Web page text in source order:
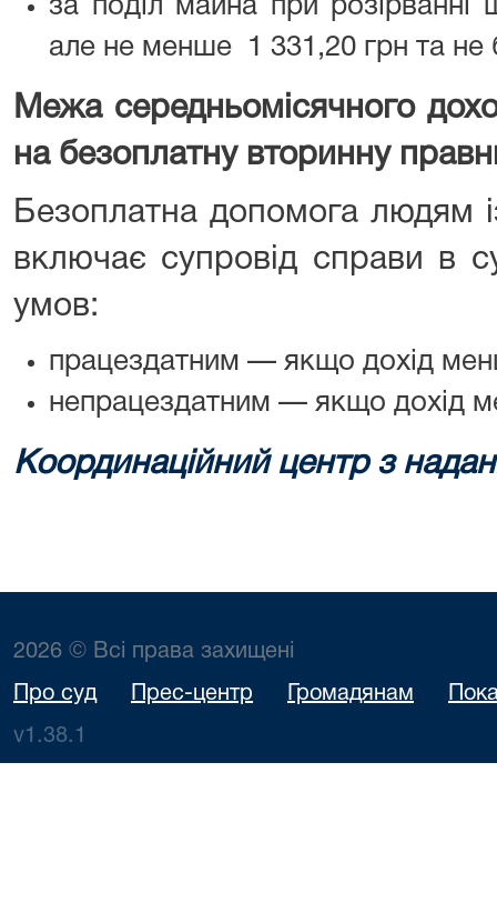
за поділ майна при
але не менше 1 331,20 грн та не
Межа середньомісячного
на безоплатну вторинну
Безоплатна допомога людям
включає супровід справи в
умов:
працездатним — якщо дохід
непрацездатним — якщо дохід
Координаційний центр з
2026 © Всі права захищені
Про суд Прес-центр Громадянам
v1.38.1